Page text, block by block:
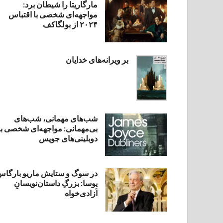
مارگاریتا را شیطان برد:
مواجهه‌ای شخصی با اقتباس
۲۰۲۴ از بولگاکف
بر ویرانه‌های خدایان
شب‌های مهمانی، شب‌های
بی‌مهمانی: مواجهه‌ای شخصی
دوبلینی‌های جویس
در سوگ و ستایش ماریو
یوسا: بزرگِ داستان‌نویسانِ
آزادی‌خواه